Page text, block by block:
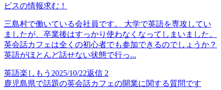
ビスの情報求む！
三島村で働いている会社員です。 大学で英語を専攻してい
ましたが、卒業後はすっかり使わなくなってしまいました。
英会話カフェは全くの初心者でも参加できるのでしょうか？
英語がほとんど話せない状態で行っ...
英語楽しもう 2025/10/22返信 2
鹿児島県で話題の英会話カフェの開業に関する質問です